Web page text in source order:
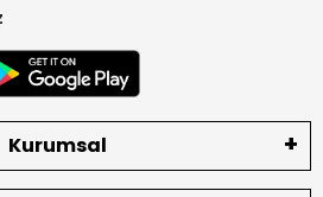
Kurumsal